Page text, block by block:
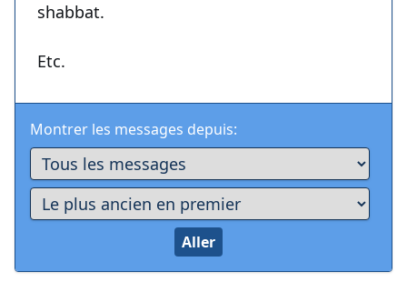
shabbat.
Etc.
Montrer les messages depuis: